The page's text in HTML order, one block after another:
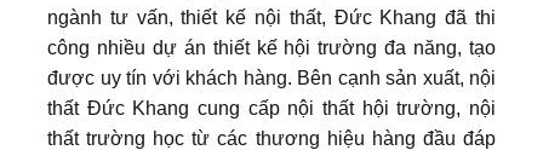
ngành tư vấn, thiết kế nội thất, Đức Khang đã thi
công nhiều dự án thiết kế hội trường đa năng, tạo
được uy tín với khách hàng. Bên cạnh sản xuất, nội
thất Đức Khang cung cấp nội thất hội trường, nội
thất trường học từ các thương hiệu hàng đầu đáp